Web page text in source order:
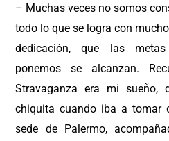
– Muchas veces no somos
todo lo que se logra con
dedicación, que las
ponemos se alcanzan.
Stravaganza era mi sueño,
chiquita cuando iba a tomar
sede de Palermo,